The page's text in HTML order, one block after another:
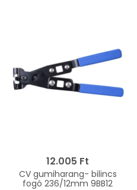
12.005 Ft
CV gumiharang- bilincs
fogó 236/12mm 9BB12